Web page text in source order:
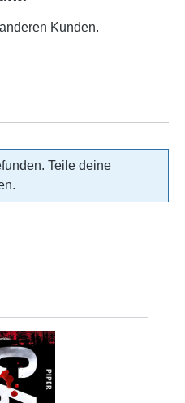
Kunden.
Teile deine